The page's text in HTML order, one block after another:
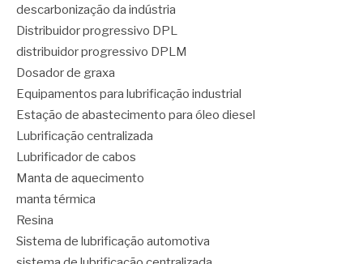
descarbonização da indústria
Distribuidor progressivo DPL
distribuidor progressivo DPLM
Dosador de graxa
Equipamentos para lubrificação industrial
Estação de abastecimento para óleo diesel
Lubrificação centralizada
Lubrificador de cabos
Manta de aquecimento
manta térmica
Resina
Sistema de lubrificação automotiva